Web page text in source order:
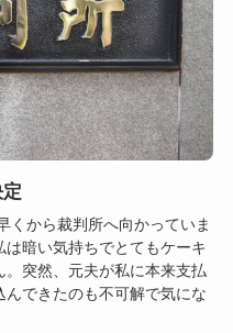
くから裁判所へ向かっていま
は暗い気持ちでとてもケーキ
突然、元夫が私に本来支払
できたのも不可解で気にな